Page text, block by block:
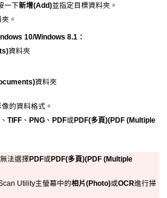
一下新增(Add)並指定目標資料夾。
。
10/Windows 8.1 ：
資料夾
資料夾
的資料格式。
、 TIFF、 PNG、 PDF或PDF(多頁)(PDF (Multiple
法選擇PDF或PDF(多頁)(PDF (Multiple
Utility主螢幕中的相片(Photo)或OCR進行掃